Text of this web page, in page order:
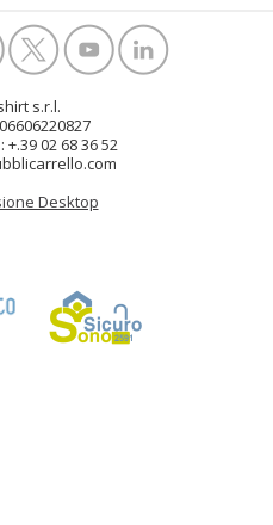
s.r.l.
02 68 36 52
Desktop